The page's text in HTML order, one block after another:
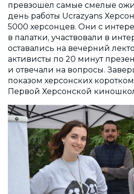
превзошел самые смелые
день работы Ucrazyans
5000 херсонцев. Они с
в палатки, участвовали в
оставались на вечерний
активисты по 20 минут
и отвечали на вопросы.
показом херсонских
Первой Херсонской